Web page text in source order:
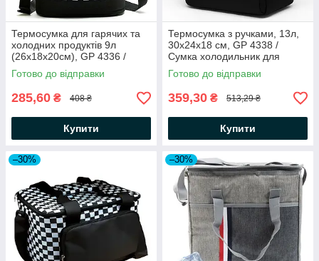
Термосумка для гарячих та
холодних продуктів 9л
(26х18х20см), GP 4336 /
Водонепроникна сумка
холодильник
Готово до відправки
285,60 ₴ 408 ₴
Купити
Термосумка з ручками, 13л,
30x24x18 см, GP 4338 /
Сумка холодильник для
пікніка / Термосумка
туристична
Готово до відправки
359,30 ₴ 513,29 ₴
Купити
–30% –30%